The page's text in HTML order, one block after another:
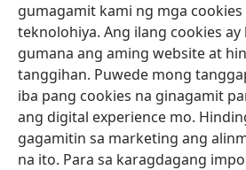
gumagamit kami ng mga
teknolohiya. Ang ilang cookies
gumana ang aming website at
tanggihan. Puwede mong
iba pang cookies na ginagamit
ang digital experience mo.
gagamitin sa marketing ang
na ito. Para sa karagdagang
na
bagong
window)
Watchtower ONLINE LIBRARY™
(may
bubukas
na
bagong
window)
JW Hub ®
(may
bubukas
bagong
window)
JW Library ®
Watchtower Library®